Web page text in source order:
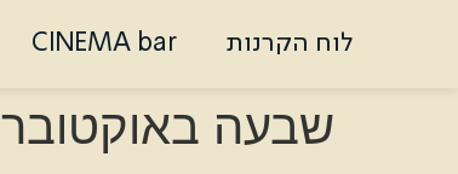
לוח הקרנות CINEMA bar
שבעה באוקטובר